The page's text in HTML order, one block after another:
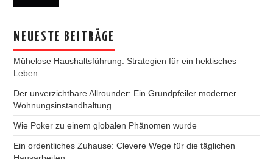
NEUESTE BEITRÄGE
Mühelose Haushaltsführung: Strategien für ein hektisches
Leben
Der unverzichtbare Allrounder: Ein Grundpfeiler moderner
Wohnungsinstandhaltung
Wie Poker zu einem globalen Phänomen wurde
Ein ordentliches Zuhause: Clevere Wege für die täglichen